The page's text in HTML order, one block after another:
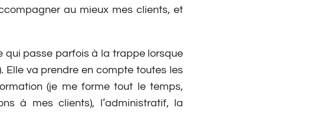
au mieux mes clients, et
qui passe parfois à la trappe lorsque
Elle va prendre en compte toutes les
(je me forme tout le temps,
à mes clients), l’administratif, la